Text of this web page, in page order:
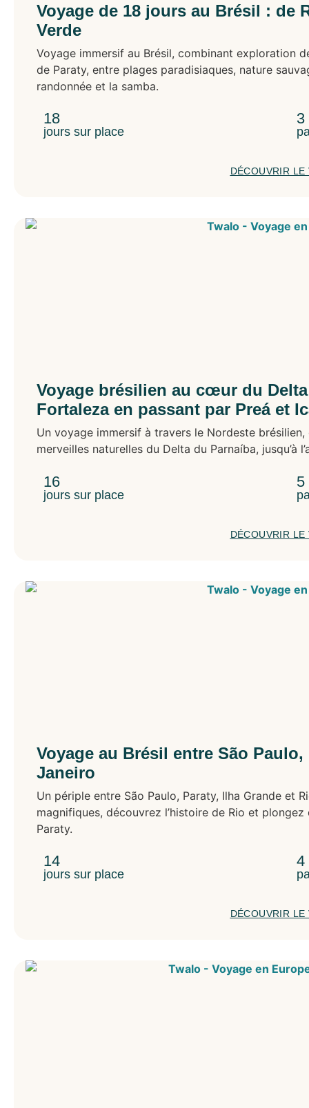
Voyage de 18 jours au Brésil : de
Verde
Voyage immersif au Brésil, combinant exploration
de Paraty, entre plages paradisiaques, nature
randonnée et la samba.
18
jours sur place
DÉCOUVRIR LE
Voyage brésilien au cœur du
Fortaleza en passant par Preá et
Un voyage immersif à travers le Nordeste
merveilles naturelles du Delta du Parnaíba, jusqu’à
16
jours sur place
DÉCOUVRIR LE
Voyage au Brésil entre São
Janeiro
Un périple entre São Paulo, Paraty, Ilha Grande et
magnifiques, découvrez l’histoire de Rio et
Paraty.
14
jours sur place
4
DÉCOUVRIR LE